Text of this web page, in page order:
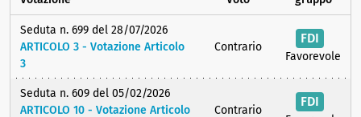
Seduta n. 699 del 28/07/2026
ARTICOLO 3 - Votazione Articolo
3
Contrario
FDI
Favorevole
Seduta n. 609 del 05/02/2026
ARTICOLO 10 - Votazione Articolo
Contrario
FDI